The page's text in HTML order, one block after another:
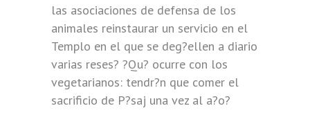
las asociaciones de defensa de los
animales reinstaurar un servicio en el
Templo en el que se deg?ellen a diario
varias reses? ?Qu? ocurre con los
vegetarianos: tendr?n que comer el
sacrificio de P?saj una vez al a?o?